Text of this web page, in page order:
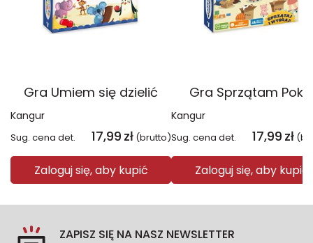
Gra Umiem się dzielić
Kangur
Sug. cena det. 17,99 zł (brutto)
Zaloguj się, aby kupić
Gra Sprzątam
Kangur
Sug. cena det. 17,99 zł
Zaloguj się, aby kupić
ZAPISZ SIĘ NA NASZ NEWSLETTER